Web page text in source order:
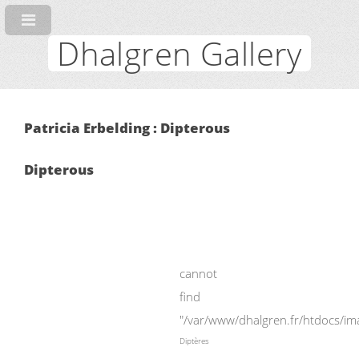
Dhalgren Gallery
Patricia Erbelding : Dipterous
Dipterous
cannot
find
"/var/www/dhalgren.fr/htdocs/
Diptères